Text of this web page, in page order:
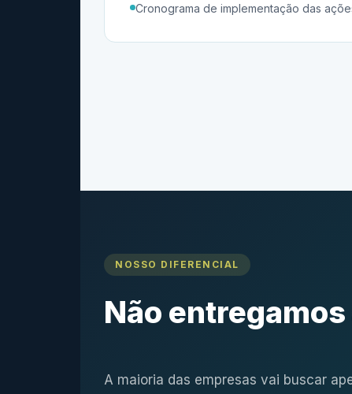
Cronograma de implementação das
NOSSO DIFERENCIAL
Não
A maioria das empresas vai buscar